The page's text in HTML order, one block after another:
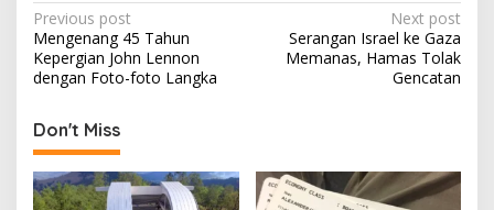
Post
navigation
Previous post
Mengenang 45 Tahun
Kepergian John Lennon
dengan Foto-foto Langka
Next post
Serangan Israel ke Gaza
Memanas, Hamas Tolak
Gencatan
Don't Miss